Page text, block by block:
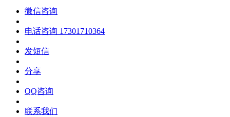
微信咨询
电话咨询 17301710364
发短信
分享
QQ咨询
联系我们